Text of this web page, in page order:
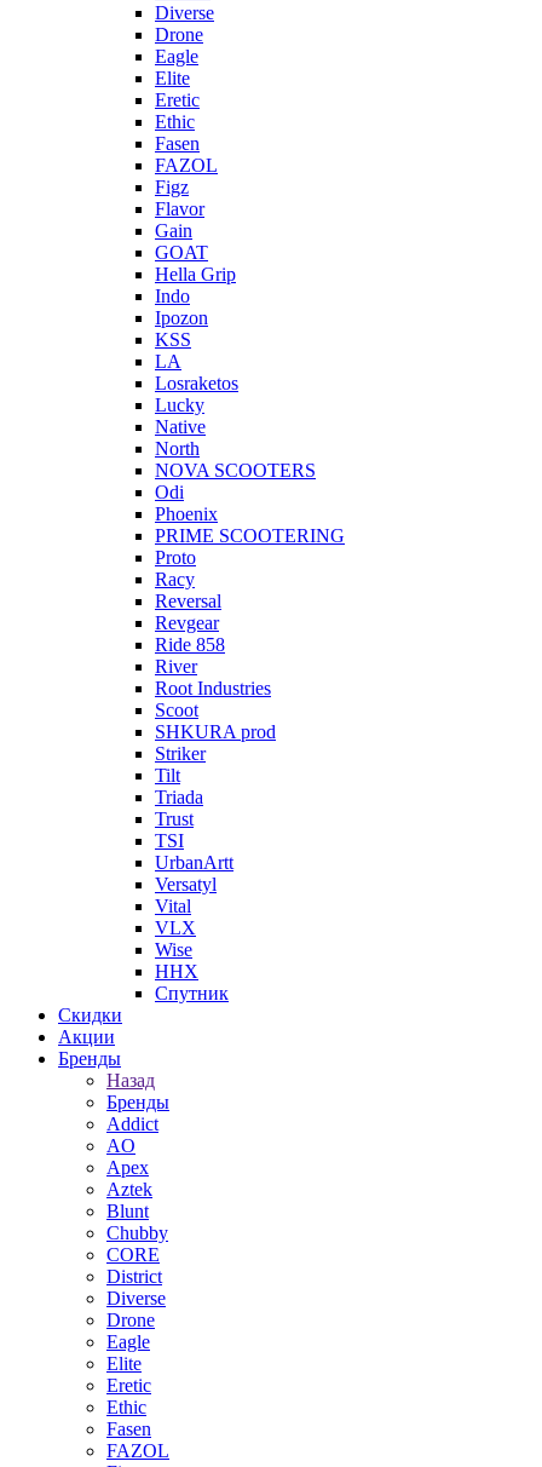
Diverse
Drone
Eagle
Elite
Eretic
Ethic
Fasen
FAZOL
Figz
Flavor
Gain
GOAT
Hella Grip
Indo
Ipozon
KSS
LA
Losraketos
Lucky
Native
North
NOVA SCOOTERS
Odi
Phoenix
PRIME SCOOTERING
Proto
Racy
Reversal
Revgear
Ride 858
River
Root Industries
Scoot
SHKURA рrоd
Striker
Tilt
Triada
Trust
TSI
UrbanArtt
Versatyl
Vital
VLX
Wise
ННХ
Спутник
Скидки
Акции
Бренды
Назад
Бренды
Addict
AO
Apex
Aztek
Blunt
Chubby
CORE
District
Diverse
Drone
Eagle
Elite
Eretic
Ethic
Fasen
FAZOL